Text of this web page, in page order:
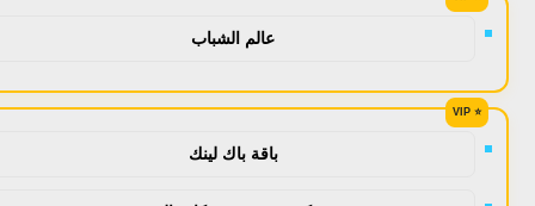
عالم الشباب
باقة باك لينك